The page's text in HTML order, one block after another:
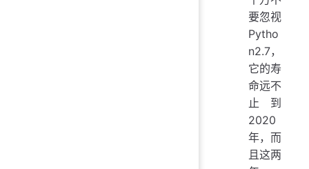
要忽视
Pytho
n2.7，
它的寿
命远不
止到
2020
年，而
且这两